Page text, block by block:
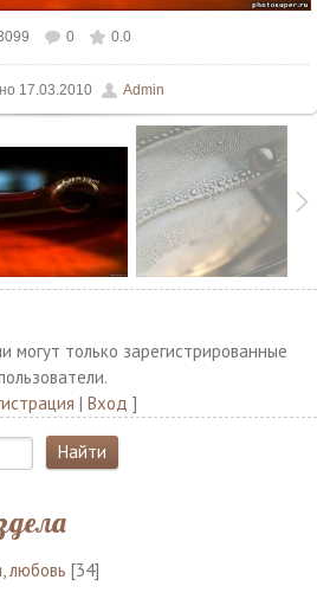
размере 886x768
0 0.0
17.03.2010 Admin
могут только зарегистрированные
| Вход ]
любовь [34]